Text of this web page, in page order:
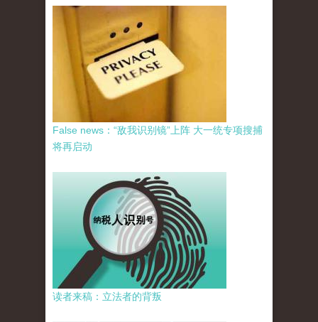
False news：“敌我识别镜”上阵 大一统专项搜捕
将再启动
读者来稿：立法者的背叛